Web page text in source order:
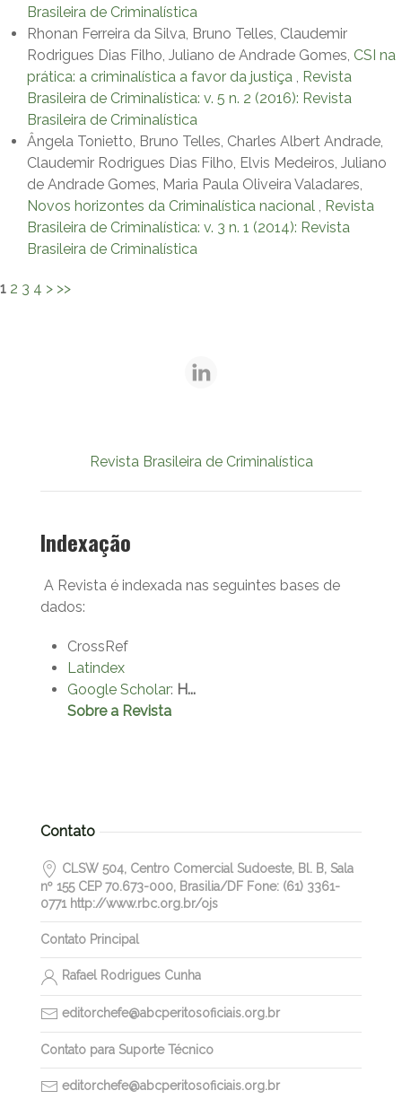
Brasileira de Criminalística
Rhonan Ferreira da Silva, Bruno Telles, Claudemir
Rodrigues Dias Filho, Juliano de Andrade Gomes, CSI na
prática: a criminalística a favor da justiça , Revista
Brasileira de Criminalística: v. 5 n. 2 (2016): Revista
Brasileira de Criminalística
Ângela Tonietto, Bruno Telles, Charles Albert Andrade,
Claudemir Rodrigues Dias Filho, Elvis Medeiros, Juliano
de Andrade Gomes, Maria Paula Oliveira Valadares,
Novos horizontes da Criminalística nacional , Revista
Brasileira de Criminalística: v. 3 n. 1 (2014): Revista
Brasileira de Criminalística
1 2 3 4 > >>
Revista Brasileira de Criminalística
Indexação
A Revista é indexada nas seguintes bases de
dados:
CrossRef
Latindex
Google Scholar: H...
Sobre a Revista
Contato
CLSW 504, Centro Comercial Sudoeste, Bl. B, Sala
nº 155 CEP 70.673-000, Brasilia/DF Fone: (61) 3361-
0771 http://www.rbc.org.br/ojs
Contato Principal
Rafael Rodrigues Cunha
editorchefe@abcperitosoficiais.org.br
Contato para Suporte Técnico
editorchefe@abcperitosoficiais.org.br